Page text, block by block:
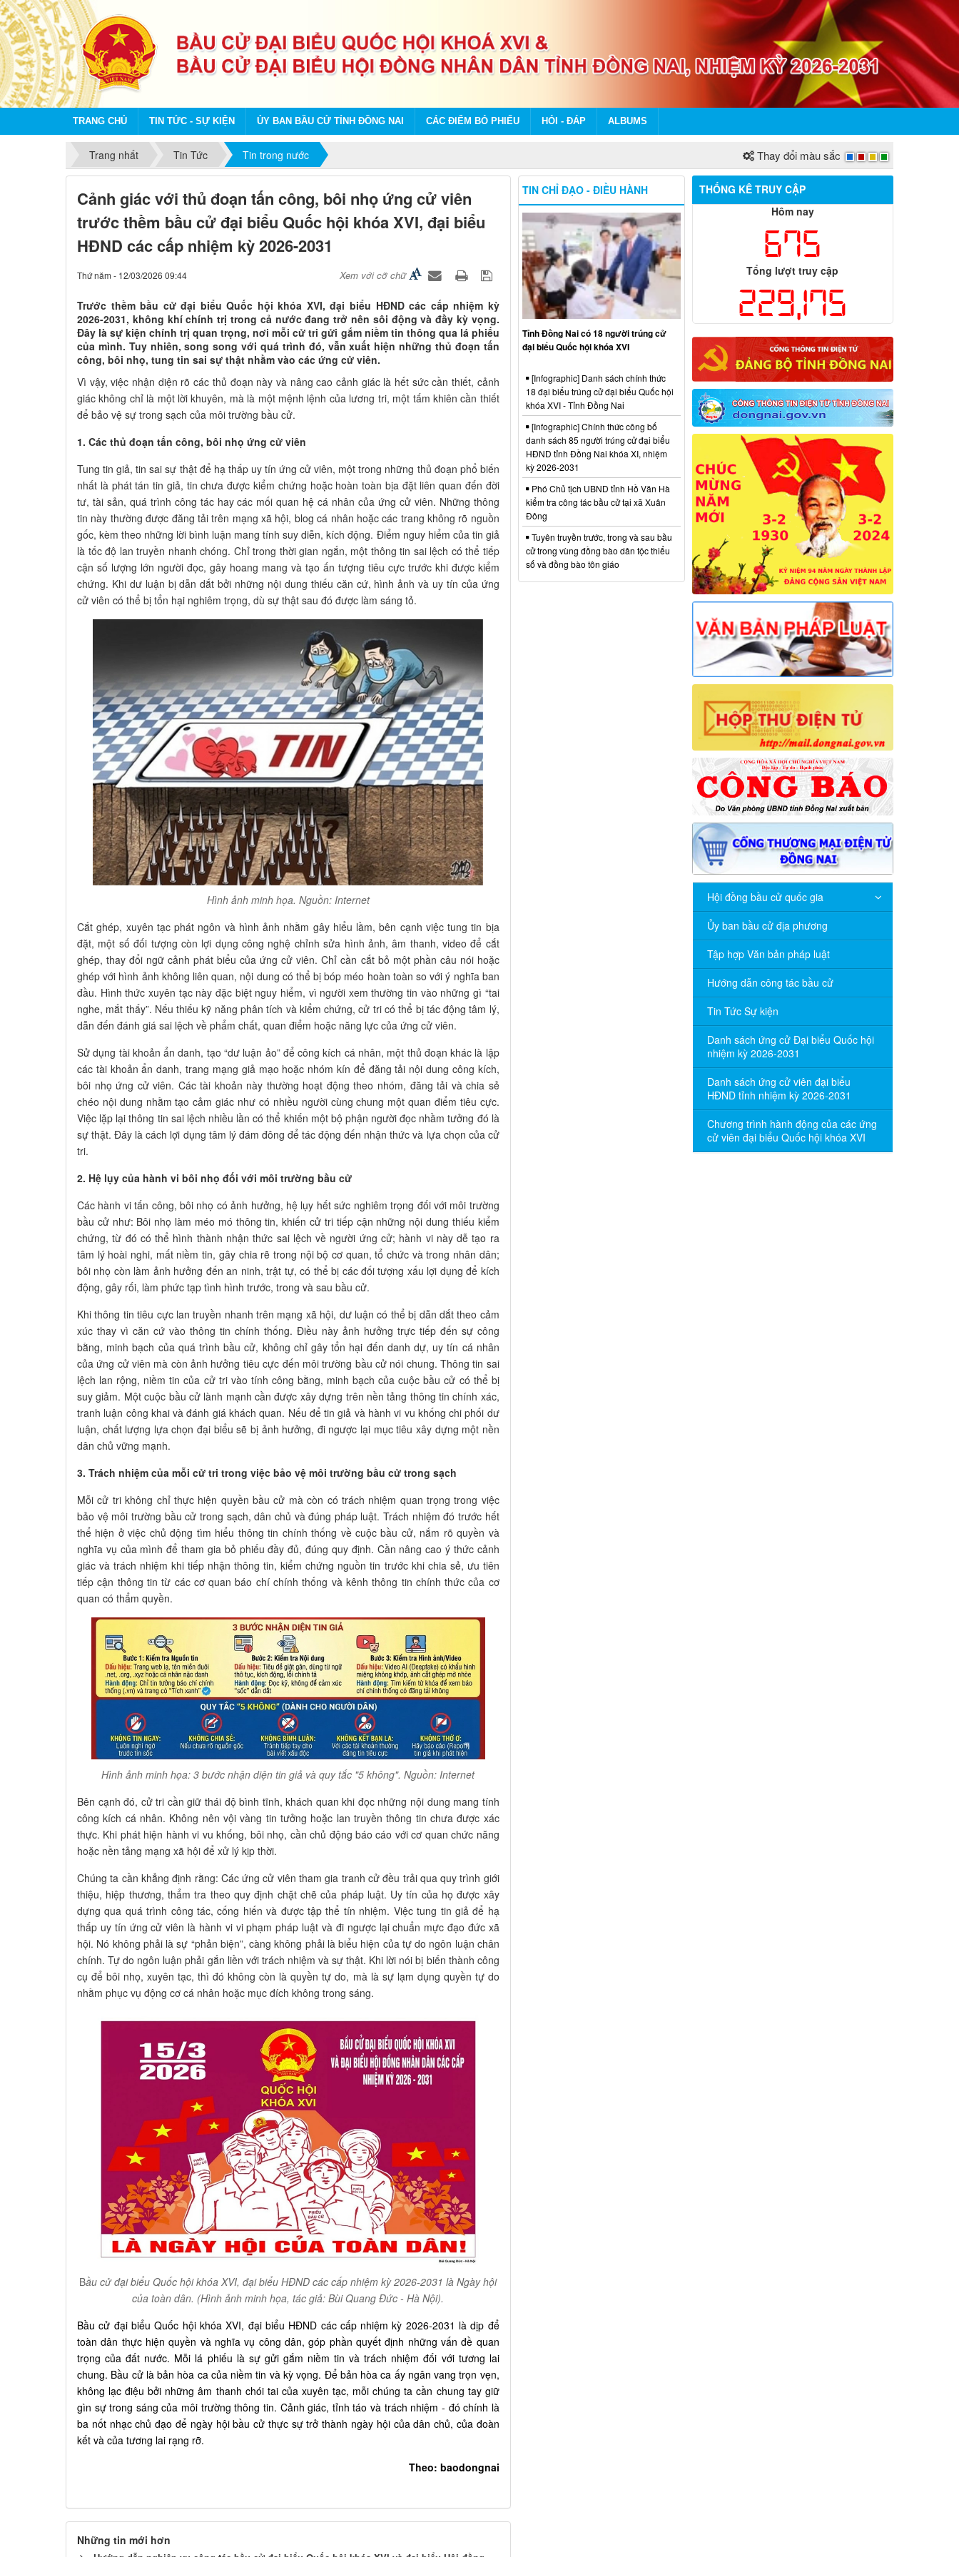
TRANG CHỦ TIN TỨC - SỰ KIỆN ỦY BAN BẦU CỬ TỈNH ĐỒNG NAI CÁC ĐIỂM BỎ PHIẾU HỎI - ĐÁP ALBUMS
Trang nhất Tin Tức Tin trong nước Thay đổi màu sắc
Cảnh giác với thủ đoạn tấn công, bôi nhọ ứng cử viên
trước thềm bầu cử đại biểu Quốc hội khóa XVI, đại biểu
HĐND các cấp nhiệm kỳ 2026-2031
Thứ năm - 12/03/2026 09:44 Xem với cỡ chữ
Trước thềm bầu cử đại biểu Quốc hội khóa XVI, đại biểu HĐND các cấp nhiệm kỳ
2026-2031, không khí chính trị trong cả nước đang trở nên sôi động và đầy kỳ vọng.
Đây là sự kiện chính trị quan trọng, nơi mỗi cử tri gửi gắm niềm tin thông qua lá phiếu
của mình. Tuy nhiên, song song với quá trình đó, vẫn xuất hiện những thủ đoạn tấn
công, bôi nhọ, tung tin sai sự thật nhằm vào các ứng cử viên.
Vì vậy, việc nhận diện rõ các thủ đoạn này và nâng cao cảnh giác là hết sức cần thiết, cảnh
giác không chỉ là một lời khuyên, mà là một mệnh lệnh của lương tri, một tấm khiên cần thiết
để bảo vệ sự trong sạch của môi trường bầu cử.
1. Các thủ đoạn tấn công, bôi nhọ ứng cử viên
Tung tin giả, tin sai sự thật để hạ thấp uy tín ứng cử viên, một trong những thủ đoạn phổ biến
nhất là phát tán tin giả, tin chưa được kiểm chứng hoặc hoàn toàn bịa đặt liên quan đến đời
tư, tài sản, quá trình công tác hay các mối quan hệ cá nhân của ứng cử viên. Những thông
tin này thường được đăng tải trên mạng xã hội, blog cá nhân hoặc các trang không rõ nguồn
gốc, kèm theo những lời bình luận mang tính suy diễn, kích động. Điểm nguy hiểm của tin giả
là tốc độ lan truyền nhanh chóng. Chỉ trong thời gian ngắn, một thông tin sai lệch có thể tiếp
cận số lượng lớn người đọc, gây hoang mang và tạo ấn tượng tiêu cực trước khi được kiểm
chứng. Khi dư luận bị dẫn dắt bởi những nội dung thiếu căn cứ, hình ảnh và uy tín của ứng
cử viên có thể bị tổn hại nghiêm trọng, dù sự thật sau đó được làm sáng tỏ.
Hình ảnh minh họa. Nguồn: Internet
Cắt ghép, xuyên tạc phát ngôn và hình ảnh nhằm gây hiểu lầm, bên cạnh việc tung tin bịa
đặt, một số đối tượng còn lợi dụng công nghệ chỉnh sửa hình ảnh, âm thanh, video để cắt
ghép, thay đổi ngữ cảnh phát biểu của ứng cử viên. Chỉ cần cắt bỏ một phần câu nói hoặc
ghép với hình ảnh không liên quan, nội dung có thể bị bóp méo hoàn toàn so với ý nghĩa ban
đầu. Hình thức xuyên tạc này đặc biệt nguy hiểm, vì người xem thường tin vào những gì “tai
nghe, mắt thấy”. Nếu thiếu kỹ năng phân tích và kiểm chứng, cử tri có thể bị tác động tâm lý,
dẫn đến đánh giá sai lệch về phẩm chất, quan điểm hoặc năng lực của ứng cử viên.
Sử dụng tài khoản ẩn danh, tạo “dư luận ảo” để công kích cá nhân, một thủ đoạn khác là lập
các tài khoản ẩn danh, trang mạng giả mạo hoặc nhóm kín để đăng tải nội dung công kích,
bôi nhọ ứng cử viên. Các tài khoản này thường hoạt động theo nhóm, đăng tải và chia sẻ
chéo nội dung nhằm tạo cảm giác như có nhiều người cùng chung một quan điểm tiêu cực.
Việc lặp lại thông tin sai lệch nhiều lần có thể khiến một bộ phận người đọc nhầm tưởng đó là
sự thật. Đây là cách lợi dụng tâm lý đám đông để tác động đến nhận thức và lựa chọn của cử
tri.
2. Hệ lụy của hành vi bôi nhọ đối với môi trường bầu cử
Các hành vi tấn công, bôi nhọ có ảnh hưởng, hệ lụy hết sức nghiêm trọng đối với môi trường
bầu cử như: Bôi nhọ làm méo mó thông tin, khiến cử tri tiếp cận những nội dung thiếu kiểm
chứng, từ đó có thể hình thành nhận thức sai lệch về người ứng cử; hành vi này dễ tạo ra
tâm lý hoài nghi, mất niềm tin, gây chia rẽ trong nội bộ cơ quan, tổ chức và trong nhân dân;
bôi nhọ còn làm ảnh hưởng đến an ninh, trật tự, có thể bị các đối tượng xấu lợi dụng để kích
động, gây rối, làm phức tạp tình hình trước, trong và sau bầu cử.
Khi thông tin tiêu cực lan truyền nhanh trên mạng xã hội, dư luận có thể bị dẫn dắt theo cảm
xúc thay vì căn cứ vào thông tin chính thống. Điều này ảnh hưởng trực tiếp đến sự công
bằng, minh bạch của quá trình bầu cử, không chỉ gây tổn hại đến danh dự, uy tín cá nhân
của ứng cử viên mà còn ảnh hưởng tiêu cực đến môi trường bầu cử nói chung. Thông tin sai
lệch lan rộng, niềm tin của cử tri vào tính công bằng, minh bạch của cuộc bầu cử có thể bị
suy giảm. Một cuộc bầu cử lành mạnh cần được xây dựng trên nền tảng thông tin chính xác,
tranh luận công khai và đánh giá khách quan. Nếu để tin giả và hành vi vu khống chi phối dư
luận, chất lượng lựa chọn đại biểu sẽ bị ảnh hưởng, đi ngược lại mục tiêu xây dựng một nền
dân chủ vững mạnh.
3. Trách nhiệm của mỗi cử tri trong việc bảo vệ môi trường bầu cử trong sạch
Mỗi cử tri không chỉ thực hiện quyền bầu cử mà còn có trách nhiệm quan trọng trong việc
bảo vệ môi trường bầu cử trong sạch, dân chủ và đúng pháp luật. Trách nhiệm đó trước hết
thể hiện ở việc chủ động tìm hiểu thông tin chính thống về cuộc bầu cử, nắm rõ quyền và
nghĩa vụ của mình để tham gia bỏ phiếu đầy đủ, đúng quy định. Cần nâng cao ý thức cảnh
giác và trách nhiệm khi tiếp nhận thông tin, kiểm chứng nguồn tin trước khi chia sẻ, ưu tiên
tiếp cận thông tin từ các cơ quan báo chí chính thống và kênh thông tin chính thức của cơ
quan có thẩm quyền.
Hình ảnh minh họa: 3 bước nhận diện tin giả và quy tắc "5 không". Nguồn: Internet
Bên cạnh đó, cử tri cần giữ thái độ bình tĩnh, khách quan khi đọc những nội dung mang tính
công kích cá nhân. Không nên vội vàng tin tưởng hoặc lan truyền thông tin chưa được xác
thực. Khi phát hiện hành vi vu khống, bôi nhọ, cần chủ động báo cáo với cơ quan chức năng
hoặc nền tảng mạng xã hội để xử lý kịp thời.
Chúng ta cần khẳng định rằng: Các ứng cử viên tham gia tranh cử đều trải qua quy trình giới
thiệu, hiệp thương, thẩm tra theo quy định chặt chẽ của pháp luật. Uy tín của họ được xây
dựng qua quá trình công tác, cống hiến và được tập thể tín nhiệm. Việc tung tin giả để hạ
thấp uy tín ứng cử viên là hành vi vi phạm pháp luật và đi ngược lại chuẩn mực đạo đức xã
hội. Nó không phải là sự “phản biện”, càng không phải là biểu hiện của tự do ngôn luận chân
chính. Tự do ngôn luận phải gắn liền với trách nhiệm và sự thật. Khi lời nói bị biến thành công
cụ để bôi nhọ, xuyên tạc, thì đó không còn là quyền tự do, mà là sự lạm dụng quyền tự do
nhằm phục vụ động cơ cá nhân hoặc mục đích không trong sáng.
Bầu cử đại biểu Quốc hội khóa XVI, đại biểu HĐND các cấp nhiệm kỳ 2026-2031 là Ngày hội
của toàn dân. (Hình ảnh minh họa, tác giả: Bùi Quang Đức - Hà Nội).
Bầu cử đại biểu Quốc hội khóa XVI, đại biểu HĐND các cấp nhiệm kỳ 2026-2031 là dịp để
toàn dân thực hiện quyền và nghĩa vụ công dân, góp phần quyết định những vấn đề quan
trọng của đất nước. Mỗi lá phiếu là sự gửi gắm niềm tin và trách nhiệm đối với tương lai
chung. Bầu cử là bản hòa ca của niềm tin và kỳ vọng. Để bản hòa ca ấy ngân vang trọn vẹn,
không lạc điệu bởi những âm thanh chói tai của xuyên tạc, mỗi chúng ta cần chung tay giữ
gìn sự trong sáng của môi trường thông tin. Cảnh giác, tỉnh táo và trách nhiệm - đó chính là
ba nốt nhạc chủ đạo để ngày hội bầu cử thực sự trở thành ngày hội của dân chủ, của đoàn
kết và của tương lai rạng rỡ.
Theo: baodongnai
Những tin mới hơn
THỐNG KÊ TRUY CẬP
Hôm nay
675
Tổng lượt truy cập
229,175
Hội đồng bầu cử quốc gia
Ủy ban bầu cử địa phương
Tập hợp Văn bản pháp luật
Hướng dẫn công tác bầu cử
Tin Tức Sự kiện
Danh sách ứng cử Đại biểu Quốc hội
nhiệm kỳ 2026-2031
Danh sách ứng cử viên đại biểu
HĐND tỉnh nhiệm kỳ 2026-2031
Chương trình hành động của các ứng
cử viên đại biểu Quốc hội khóa XVI
TIN CHỈ ĐẠO - ĐIỀU HÀNH
Tỉnh Đồng Nai có 18 người trúng cử
đại biểu Quốc hội khóa XVI
[Infographic] Danh sách chính thức
18 đại biểu trúng cử đại biểu Quốc hội
khóa XVI - Tỉnh Đồng Nai
[Infographic] Chính thức công bố
danh sách 85 người trúng cử đại biểu
HĐND tỉnh Đồng Nai khóa XI, nhiệm
kỳ 2026-2031
Phó Chủ tịch UBND tỉnh Hồ Văn Hà
kiểm tra công tác bầu cử tại xã Xuân
Đông
Tuyên truyền trước, trong và sau bầu
cử trong vùng đồng bào dân tộc thiểu
số và đồng bào tôn giáo